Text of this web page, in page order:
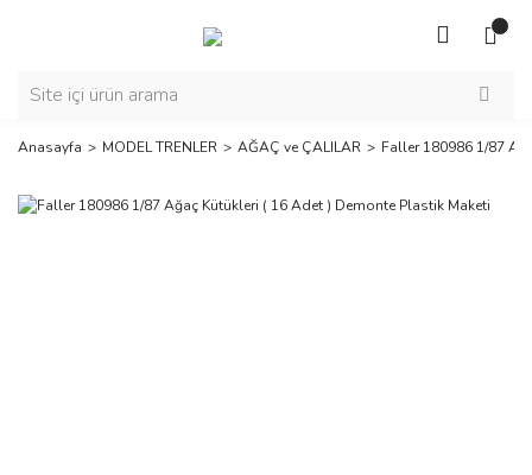
Anasayfa MODEL TRENLER AĞAÇ ve ÇALILAR Faller 180986 1/87